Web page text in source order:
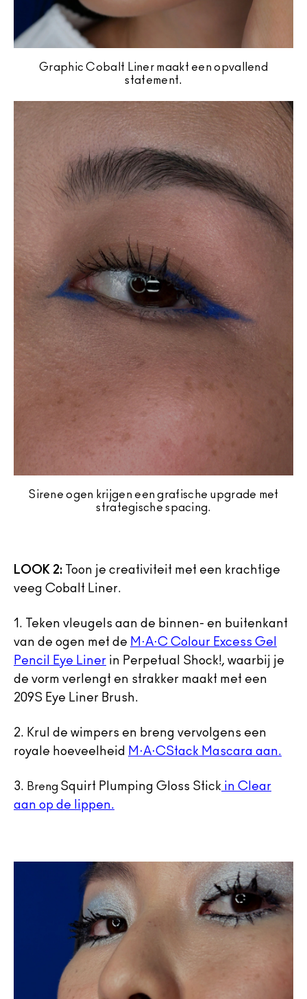
Graphic Cobalt Liner maakt een opvallend
statement.
Sirene ogen krijgen een grafische upgrade met
strategische spacing.
LOOK 2:
Toon je creativiteit met een krachtige
veeg Cobalt Liner.
1.
Teken vleugels aan de binnen- en buitenkant
van de ogen met de M·A·C Colour Excess Gel
Pencil Eye Liner in Perpetual Shock!, waarbij je
de vorm verlengt en strakker maakt met een
209S Eye Liner Brush.
2. Krul de wimpers en breng vervolgens een
royale hoeveelheid M ·A·CStack Mascara aan.
3. Breng Squirt Plumping Gloss Stick in Clear
aan op de lippen.